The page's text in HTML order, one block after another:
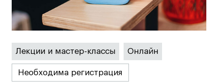
Карьера
Ассоциация выпускников
Центр карьеры
Живые проекты
Лекции и мастер-классы Онлайн
Необходима регистрация